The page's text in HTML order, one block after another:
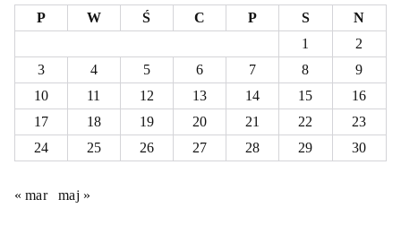
P
W Ś C P S
N
1
2
3
4 5 6 7 8
9
10
11 12 13 14 15
16
17
18 19 20 21 22
23
24
25 26 27 28 29 30
« mar maj »